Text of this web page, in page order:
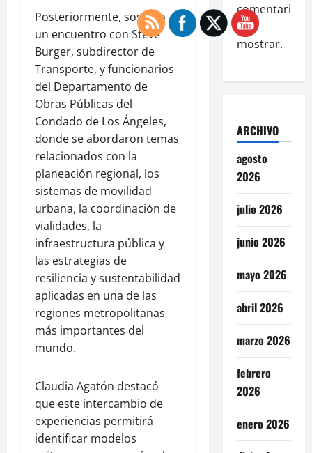
Posteriormente, sostuvo
un encuentro con Steve
Burger, subdirector de
Transporte, y funcionarios
del Departamento de
Obras Públicas del
Condado de Los Ángeles,
donde se abordaron temas
relacionados con la
planeación regional, los
sistemas de movilidad
urbana, la coordinación de
vialidades, la
infraestructura pública y
las estrategias de
resiliencia y sustentabilidad
aplicadas en una de las
regiones metropolitanas
más importantes del
mundo.
Claudia Agatón destacó
que este intercambio de
experiencias permitirá
identificar modelos
comentarios
que
mostrar.
ARCHIVO
agosto
2026
julio 2026
junio 2026
mayo 2026
abril 2026
marzo 2026
febrero
2026
enero 2026